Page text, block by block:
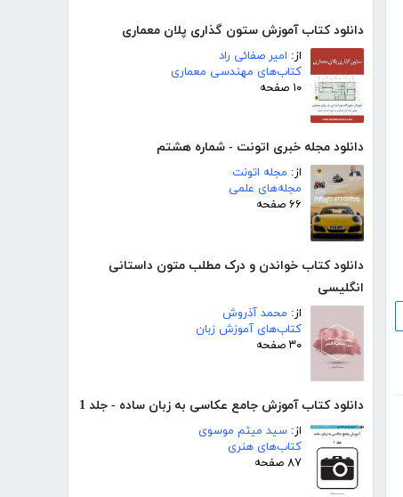
دانلود کتاب آموزش ستون گذاری پلان معماری
از: امیر صفائی راد
کتاب‌های مهندسی معماری
۱۰ صفحه
دانلود مجله خبری اتونت - شماره هشتم
از: مجله اتونت
مجله‌های علمی
۶۶ صفحه
دانلود کتاب خواندن و درک مطلب متون داستانی
انگلیسی
از: محمد آذروش
کتاب‌های آموزش زبان
۳۰ صفحه
دانلود کتاب آموزش جامع عکاسی به زبان ساده - جلد 1
از: سید میثم موسوی
کتاب‌های هنری
۸۷ صفحه